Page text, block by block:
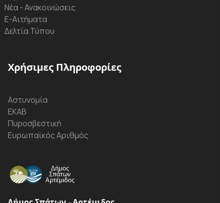
Νέα - Ανακοινώσεις
Ε-Αιτήματα
Δελτία Τύπου
Χρήσιμες Πληροφορίες
Αστυνομία
ΕΚΑΒ
Πυροσβεστική
Ευρωπαϊκός Αριθμός